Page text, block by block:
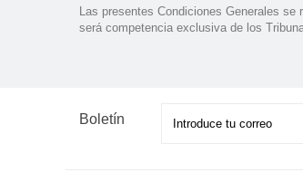
Las presentes Condiciones Generales
será competencia exclusiva de los
Boletín